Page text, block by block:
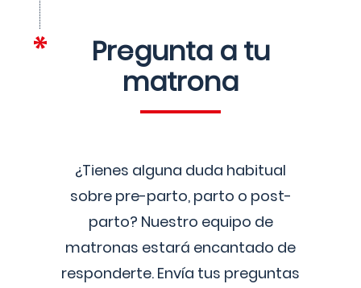
Pregunta a tu
matrona
¿Tienes alguna duda habitual
sobre pre-parto, parto o post-
parto? Nuestro equipo de
matronas estará encantado de
responderte. Envía tus preguntas